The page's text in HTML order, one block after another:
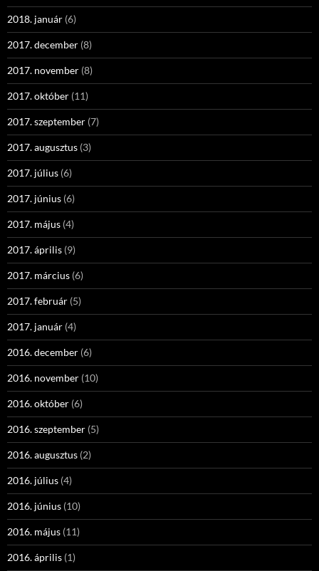
2018. január (6)
2017. december (8)
2017. november (8)
2017. október (11)
2017. szeptember (7)
2017. augusztus (3)
2017. július (6)
2017. június (6)
2017. május (4)
2017. április (9)
2017. március (6)
2017. február (5)
2017. január (4)
2016. december (6)
2016. november (10)
2016. október (6)
2016. szeptember (5)
2016. augusztus (2)
2016. július (4)
2016. június (10)
2016. május (11)
2016. április (1)